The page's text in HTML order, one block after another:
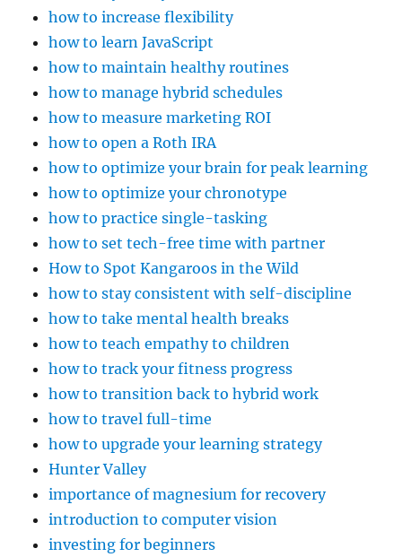
how to increase flexibility
how to learn JavaScript
how to maintain healthy routines
how to manage hybrid schedules
how to measure marketing ROI
how to open a Roth IRA
how to optimize your brain for peak learning
how to optimize your chronotype
how to practice single-tasking
how to set tech-free time with partner
How to Spot Kangaroos in the Wild
how to stay consistent with self-discipline
how to take mental health breaks
how to teach empathy to children
how to track your fitness progress
how to transition back to hybrid work
how to travel full-time
how to upgrade your learning strategy
Hunter Valley
importance of magnesium for recovery
introduction to computer vision
investing for beginners